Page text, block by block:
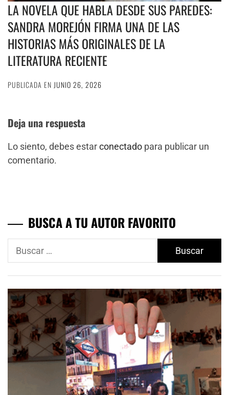
LA NOVELA QUE HABLA DESDE SUS PAREDES:
SANDRA MOREJÓN FIRMA UNA DE LAS
HISTORIAS MÁS ORIGINALES DE LA
LITERATURA RECIENTE
PUBLICADA EN JUNIO 26, 2026
Deja una respuesta
Lo siento, debes estarconectado para publicar un
comentario.
BUSCA A TU AUTOR FAVORITO
Buscar: